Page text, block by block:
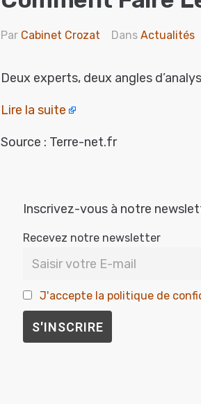
Par Cabinet Crozat Dans Actualités
Deux experts, deux angles
Lire la suite
Source : Terre-net.fr
Inscrivez-vous à notre
Recevez notre newsletter
J'accepte la politique de